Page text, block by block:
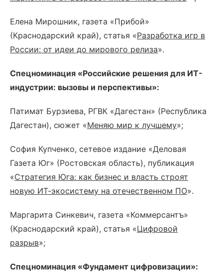
Елена Мирошник, газета «Прибой»
(Краснодарский край), статья «Разработка игр в
России: от идеи до мирового релиза».
Спецноминация «Российские решения для ИТ-
индустрии: вызовы и перспективы»:
Патимат Бурзиева, РГВК «Дагестан» (Республика
Дагестан), сюжет «Меняю мир к лучшему»;
София Купченко, сетевое издание «Деловая
Газета Юг» (Ростовская область), публикация
«Стратегия Юга: как бизнес и власть строят
новую ИТ-экосистему на отечественном ПО».
Маргарита Синкевич, газета «Коммерсантъ»
(Краснодарский край), статья «Цифровой
разрыв»;
Спецноминация «Фундамент цифровизации»: